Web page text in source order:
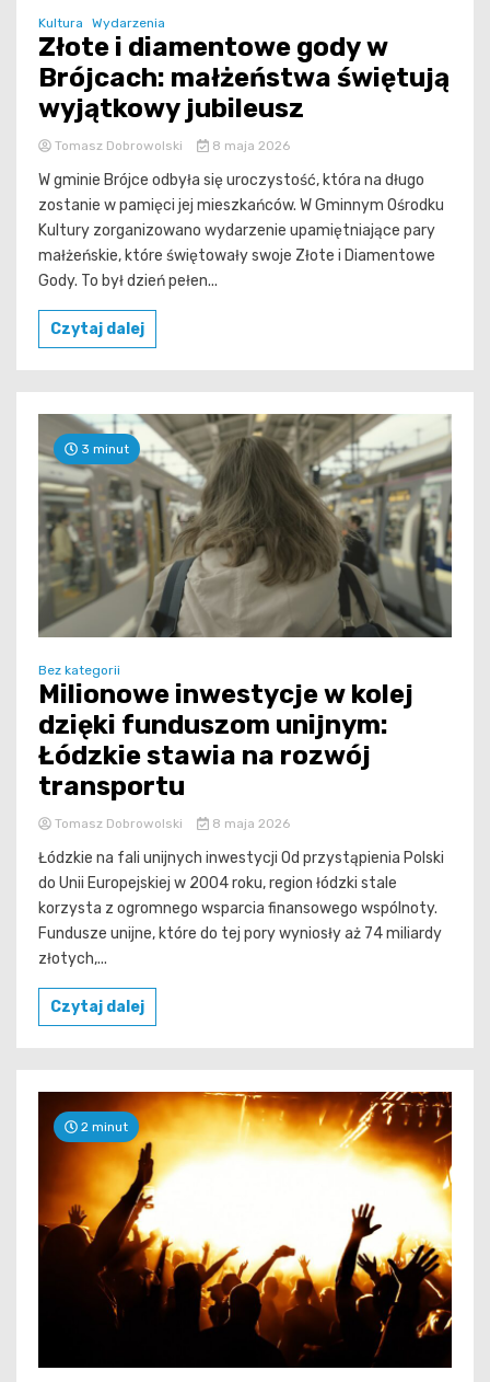
Kultura Wydarzenia
Złote i diamentowe gody w
Brójcach: małżeństwa świętują
wyjątkowy jubileusz
Tomasz Dobrowolski 8 maja 2026
W gminie Brójce odbyła się uroczystość, która na długo
zostanie w pamięci jej mieszkańców. W Gminnym Ośrodku
Kultury zorganizowano wydarzenie upamiętniające pary
małżeńskie, które świętowały swoje Złote i Diamentowe
Gody. To był dzień pełen...
Czytaj dalej
3 minut
Bez kategorii
Milionowe inwestycje w kolej
dzięki funduszom unijnym:
Łódzkie stawia na rozwój
transportu
Tomasz Dobrowolski 8 maja 2026
Łódzkie na fali unijnych inwestycji Od przystąpienia Polski
do Unii Europejskiej w 2004 roku, region łódzki stale
korzysta z ogromnego wsparcia finansowego wspólnoty.
Fundusze unijne, które do tej pory wyniosły aż 74 miliardy
złotych,...
Czytaj dalej
2 minut